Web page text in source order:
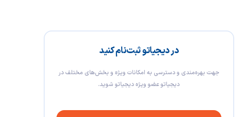
در دیجیاتو ثبت‌نام کنید
جهت بهره‌مندی و دسترسی به امکانات ویژه و بخش‌های مختلف در
دیجیاتو عضو ویژه دیجیاتو شوید.